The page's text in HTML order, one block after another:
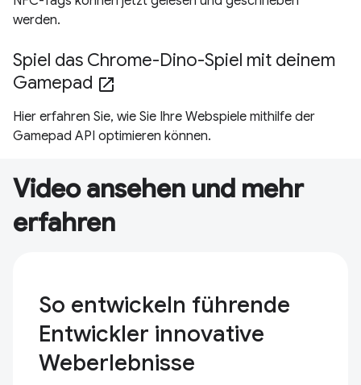
werden.
Spiel das Chrome-Dino-Spiel mit deinem
Gamepad open_in_new
Hier erfahren Sie, wie Sie Ihre Webspiele mithilfe der
Gamepad API optimieren können.
Video ansehen und mehr
erfahren
So entwickeln führende
Entwickler innovative
Weberlebnisse